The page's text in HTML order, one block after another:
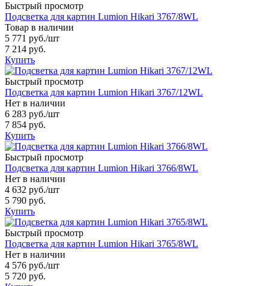
Быстрый просмотр
Подсветка для картин Lumion Hikari 3767/8WL
Товар в наличии
5 771 руб./шт
7 214 руб.
Купить
Быстрый просмотр
Подсветка для картин Lumion Hikari 3767/12WL
Нет в наличии
6 283 руб./шт
7 854 руб.
Купить
Быстрый просмотр
Подсветка для картин Lumion Hikari 3766/8WL
Нет в наличии
4 632 руб./шт
5 790 руб.
Купить
Быстрый просмотр
Подсветка для картин Lumion Hikari 3765/8WL
Нет в наличии
4 576 руб./шт
5 720 руб.